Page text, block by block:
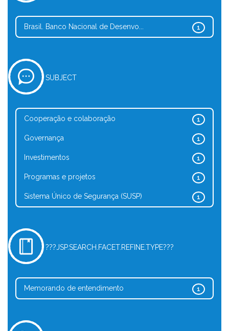
1
Brasil. Banco Nacional de Desenvo...
SUBJECT
1
Cooperação e colaboração
1
Governança
1
Investimentos
1
Programas e projetos
1
Sistema Único de Segurança (SUSP)
???JSP.SEARCH.FACET.REFINE.TYPE???
1
Memorando de entendimento